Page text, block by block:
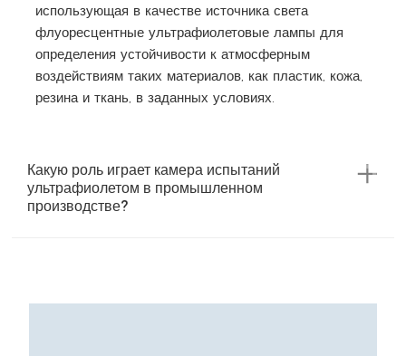
использующая в качестве источника света
флуоресцентные ультрафиолетовые лампы для
определения устойчивости к атмосферным
воздействиям таких материалов, как пластик, кожа,
резина и ткань, в заданных условиях.
Какую роль играет камера испытаний
ультрафиолетом в промышленном
производстве?